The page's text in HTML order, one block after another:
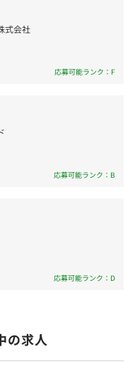
。
分野へ並列的にソリュ
をリードしていきま
ニア5名で構成される
加入・雇用保険・労災
式会社
応募可能ランク：F
応募可能ランク：B
応募可能ランク：D
の求人